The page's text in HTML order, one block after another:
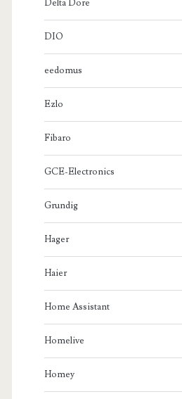
Delta Dore
DIO
eedomus
Ezlo
Fibaro
GCE-Electronics
Grundig
Hager
Haier
Home Assistant
Homelive
Homey